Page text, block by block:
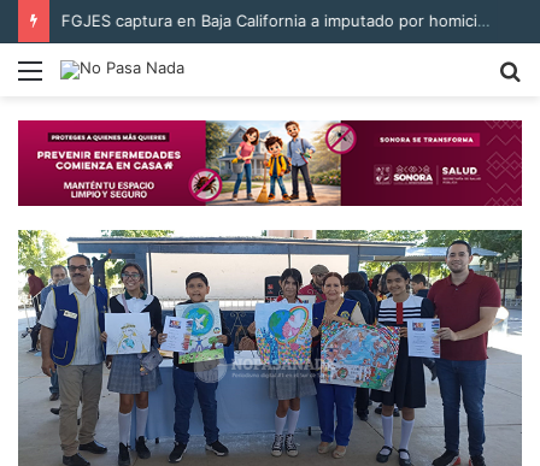
FGJES captura en Baja California a imputado por homicidio calificado cometido en Álamos en 2014
Menú